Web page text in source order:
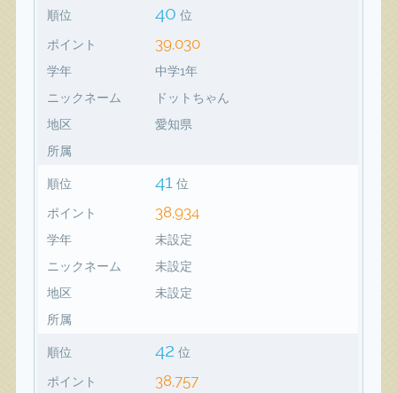
順位 40 位
ポイント 39,030
学年
中学1年
ニックネーム
ドットちゃん
地区
愛知県
所属
順位 41 位
ポイント 38,934
学年
未設定
ニックネーム
未設定
地区
未設定
所属
順位 42 位
ポイント 38,757